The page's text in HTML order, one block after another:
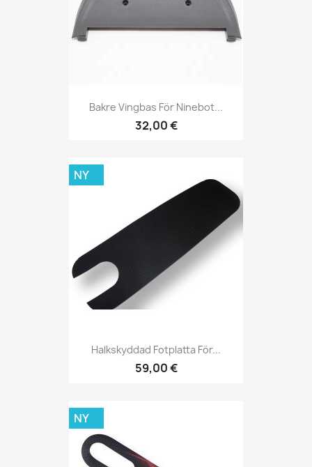
Bakre Vingbas För Ninebot...
32,00 €
Halkskyddad Fotplatta För...
59,00 €
NY
NY